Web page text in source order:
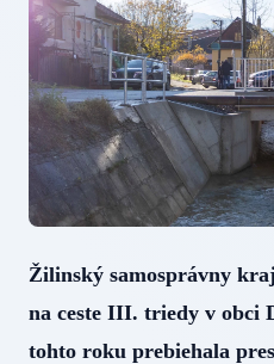
Žilinský samosprávny
na ceste III. triedy v obci
tohto roku prebiehala